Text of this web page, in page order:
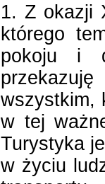
1. Z okazji
którego
pokoju i
wszystkim,
w tej
Turystyka
w życiu